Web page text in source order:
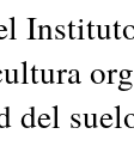
del